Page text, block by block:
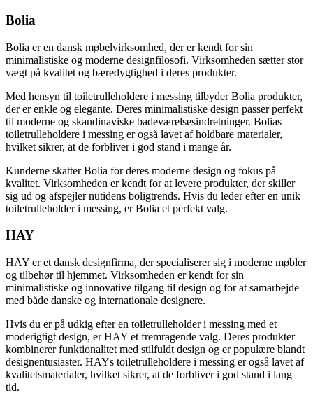
Bolia
Bolia er en dansk møbelvirksomhed, der er kendt for sin
minimalistiske og moderne designfilosofi. Virksomheden sætter stor
vægt på kvalitet og bæredygtighed i deres produkter.
Med hensyn til toiletrulleholdere i messing tilbyder Bolia produkter,
der er enkle og elegante. Deres minimalistiske design passer perfekt
til moderne og skandinaviske badeværelsesindretninger. Bolias
toiletrulleholdere i messing er også lavet af holdbare materialer,
hvilket sikrer, at de forbliver i god stand i mange år.
Kunderne skatter Bolia for deres moderne design og fokus på
kvalitet. Virksomheden er kendt for at levere produkter, der skiller
sig ud og afspejler nutidens boligtrends. Hvis du leder efter en unik
toiletrulleholder i messing, er Bolia et perfekt valg.
HAY
HAY er et dansk designfirma, der specialiserer sig i moderne møbler
og tilbehør til hjemmet. Virksomheden er kendt for sin
minimalistiske og innovative tilgang til design og for at samarbejde
med både danske og internationale designere.
Hvis du er på udkig efter en toiletrulleholder i messing med et
moderigtigt design, er HAY et fremragende valg. Deres produkter
kombinerer funktionalitet med stilfuldt design og er populære blandt
designentusiaster. HAYs toiletrulleholdere i messing er også lavet af
kvalitetsmaterialer, hvilket sikrer, at de forbliver i god stand i lang
tid.